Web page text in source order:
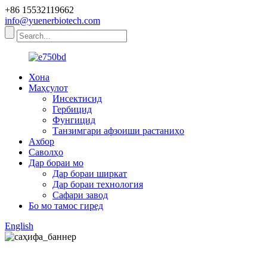
+86 15532119662
info@yuenerbiotech.com
Хона
Маҳсулот
Инсектисид
Гербицид
Фунгицид
Танзимгари афзоиши растаниҳо
Ахбор
Саволҳо
Дар бораи мо
Дар бораи ширкат
Дар бораи технология
Сафари завод
Бо мо тамос гиред
English